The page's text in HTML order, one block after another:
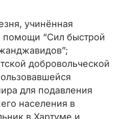
учинённая
помощи “Сил быстрой
добровольческой
для подавления
населения в
в Хартуме и